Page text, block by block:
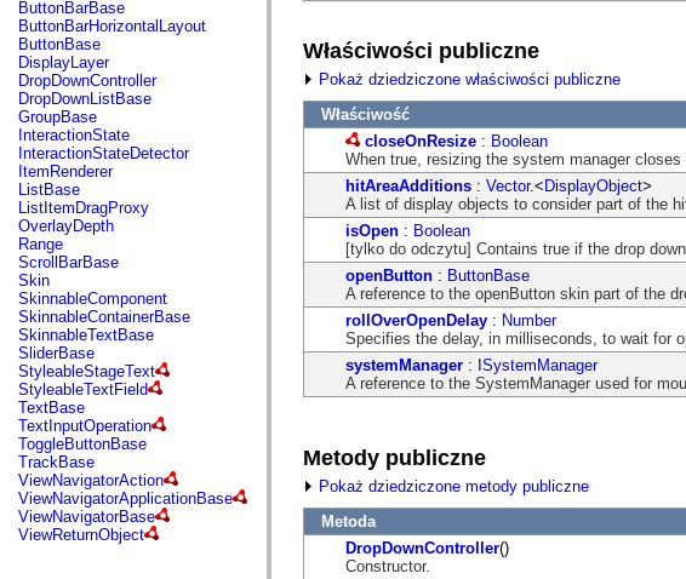
fl.display
fl.events
fl.ik
fl.lang
fl.livepreview
fl.managers
fl.motion
fl.motion.easing
fl.rsl
fl.text
fl.transitions
fl.transitions.easing
fl.video
flash.accessibility
flash.concurrent
flash.crypto
flash.data
flash.desktop
flash.display
flash.display3D
flash.display3D.textures
flash.errors
flash.events
flash.external
flash.filesystem
flash.filters
flash.geom
flash.globalization
flash.html
ButtonBarBase
ButtonBarHorizontalLayout
ButtonBase
DisplayLayer
DropDownController
DropDownListBase
GroupBase
InteractionState
InteractionStateDetector
ItemRenderer
ListBase
ListItemDragProxy
OverlayDepth
Range
ScrollBarBase
Skin
SkinnableComponent
SkinnableContainerBase
SkinnableTextBase
SliderBase
StyleableStageText
StyleableTextField
TextBase
TextInputOperation
ToggleButtonBase
TrackBase
ViewNavigatorAction
ViewNavigatorApplicationBase
ViewNavigatorBase
ViewReturnObject
Właściwości publiczne
Pokaż dziedziczone właściwości publiczne
Właściwość
closeOnResize : Boolean
When true, resizing the system manager closes
hitAreaAdditions : Vector.<DisplayObject>
A list of display objects to consider part of the
isOpen : Boolean
[tylko do odczytu] Contains true if the drop
openButton : ButtonBase
A reference to the openButton skin part of the
rollOverOpenDelay : Number
Specifies the delay, in milliseconds, to wait for
systemManager : ISystemManager
A reference to the SystemManager used for
Metody publiczne
Pokaż dziedziczone metody publiczne
Metoda
DropDownController()
Constructor.